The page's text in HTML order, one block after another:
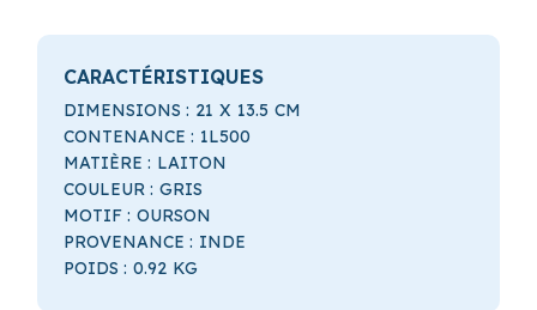
CARACTÉRISTIQUES
DIMENSIONS : 21 X 13.5 CM
CONTENANCE : 1L500
MATIÈRE : LAITON
COULEUR : GRIS
MOTIF : OURSON
PROVENANCE : INDE
POIDS : 0.92 KG